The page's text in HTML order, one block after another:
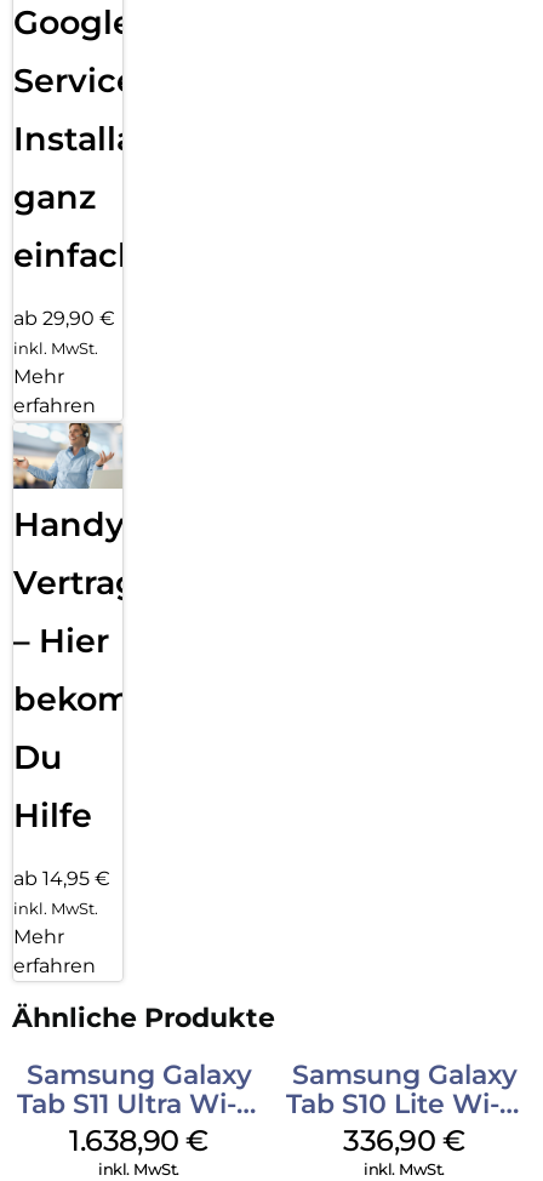
Google
Services
Installation
ganz
einfach
ab 29,90 €
inkl. MwSt.
Mehr
erfahren
Handy
Vertragsabwicklung
– Hier
bekommst
Du
Hilfe
ab 14,95 €
inkl. MwSt.
Mehr
erfahren
Ähnliche Produkte
Samsung Galaxy
Tab S11 Ultra Wi-Fi
512 GB Gray
1.638,90€
inkl. MwSt.
Samsung Galaxy
Tab S10 Lite Wi-Fi
128 GB Silver
336,90€
inkl. MwSt.